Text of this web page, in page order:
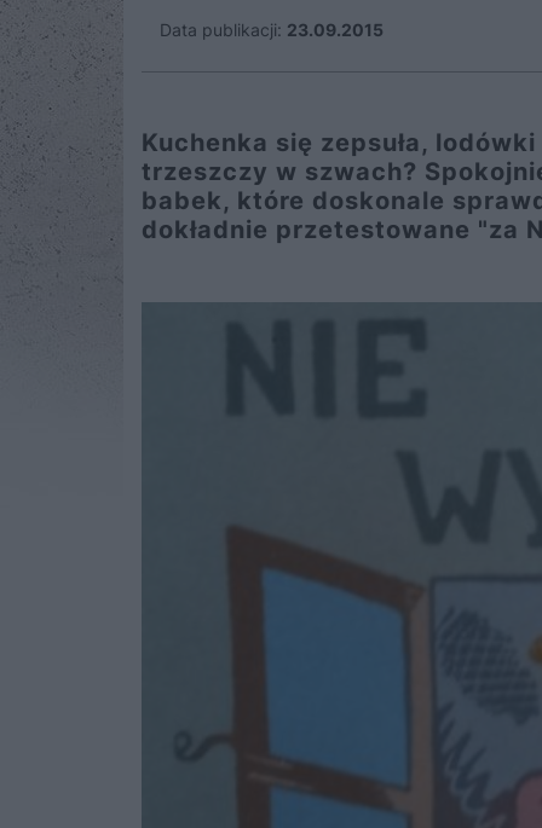
Data publikacji: 23.09.2015
Kuchenka się zepsuła,
trzeszczy w szwach?
babek, które doskonale
dokładnie przetestowane "za